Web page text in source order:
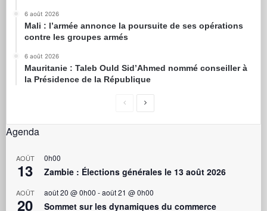
6 août 2026
Mali : l’armée annonce la poursuite de ses opérations
contre les groupes armés
6 août 2026
Mauritanie : Taleb Ould Sid’Ahmed nommé conseiller à
la Présidence de la République
Agenda
AOÛT
13
0h00
Zambie : Élections générales le 13 août 2026
AOÛT
20
août 20 @ 0h00 -août 21 @ 0h00
Sommet sur les dynamiques du commerce